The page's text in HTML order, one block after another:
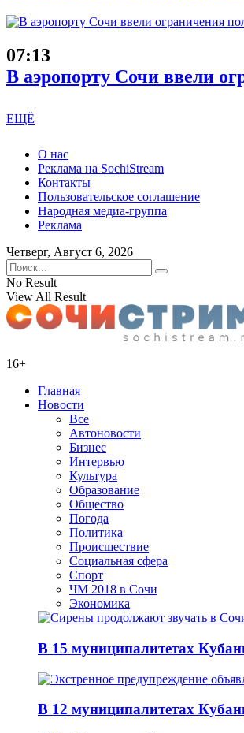
07:13
В аэропорту Сочи ввели
ЕЩЁ
О нас
Реклама на SochiStream
Контакты
Пользовательское соглашение
Народная медиа-группа
Реклама
Четверг, Август 6, 2026
No Result
View All Result
16+
Главная
Новости
Все
Автоновости
Бизнес
Интервью
Культура
Образование
Общество
Погода
Политика
Происшествие
Социальная сфера
Спорт
ЧМ 2018 в Сочи
Экономика
В 15 муниципалитетах
В 12 муниципалитетах